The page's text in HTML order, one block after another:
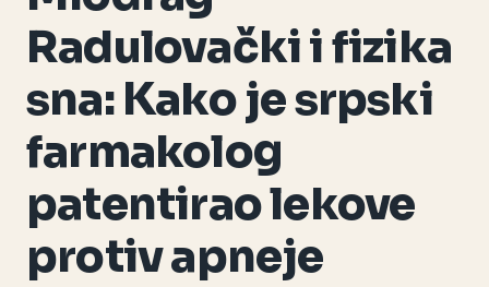
Radulovački i fizika
sna: Kako je srpski
farmakolog
patentirao lekove
protiv apneje